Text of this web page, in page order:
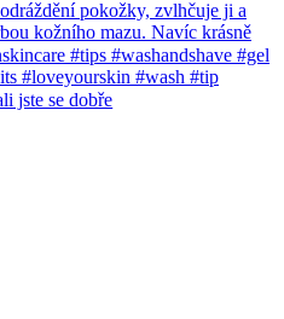
jste se dobře